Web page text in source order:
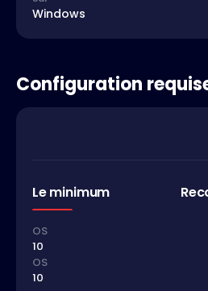
Windows
Configuration
Le minimum
OS
10
OS
10